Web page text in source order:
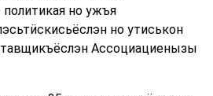
но ужъя
но утиськон
Ассоциациенызы